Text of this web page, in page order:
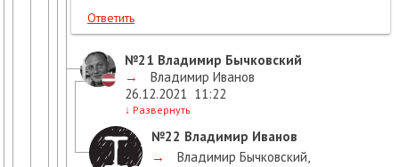
Ответить
№21 Владимир Бычковский
→
Владимир Иванов
26.12.2021 11:22
↓ Развернуть
№22 Владимир Иванов
→
Владимир Бычковский